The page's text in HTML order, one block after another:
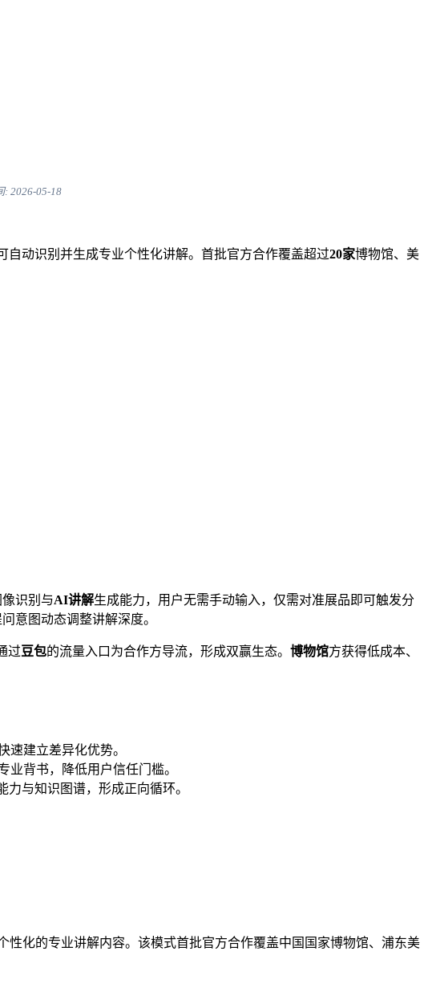
: 2026-05-18
自动识别并生成专业个性化讲解。首批官方合作覆盖超过20家博物馆、美
识别与AI讲解生成能力，用户无需手动输入，仅需对准展品即可触发分
意图动态调整讲解深度。
过豆包的流量入口为合作方导流，形成双赢生态。 博物馆方获得低成本、
速建立差异化优势。
业背书，降低用户信任门槛。
力与知识图谱，形成正向循环。
化的专业讲解内容。该模式首批官方合作覆盖中国国家博物馆、浦东美